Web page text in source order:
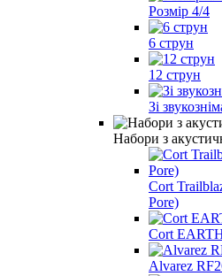
Розмір 4/4
6 струн
12 струн
Зі
Набори з
Cort
Pore)
Cort
Alvarez